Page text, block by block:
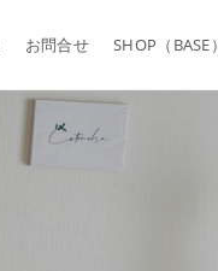
お問合せ SHOP（BASE）